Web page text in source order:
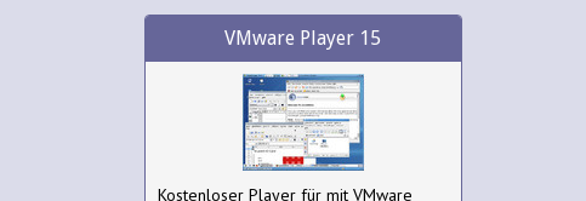
VMware Player 15
Kostenloser Player für mit VMware